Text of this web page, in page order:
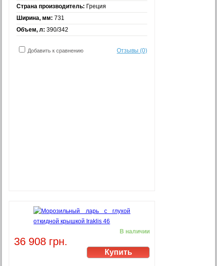
Страна производитель: Греция
Ширина, мм: 731
Объем, л: 390/342
Добавить к сравнению Отзывы (0)
36 908 грн.
В наличии